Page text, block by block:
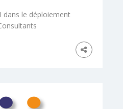
dans le déploiement
de
du 5 septembre
nouvelle modalité